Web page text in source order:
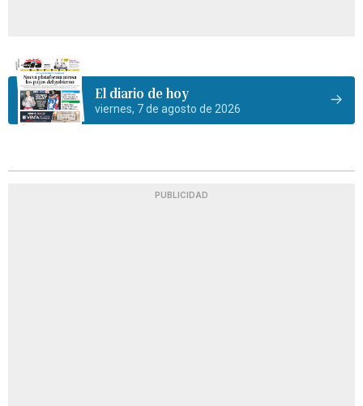
El diario de hoy
viernes, 7 de agosto de 2026
PUBLICIDAD